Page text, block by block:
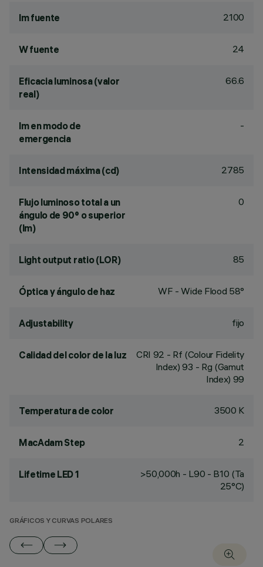
lm fuente 2100
W fuente 24
Eficacia luminosa (valor
real)
66.6
lm en modo de
emergencia
-
Intensidad máxima (cd) 2785
Flujo luminoso total a un
ángulo de 90° o superior
(lm)
0
Light output ratio (LOR) 85
Óptica y ángulo de haz WF - Wide Flood 58°
Adjustability fijo
Calidad del color de la luz CRI 92 - Rf (Colour Fidelity
Index) 93 - Rg (Gamut
Index) 99
Temperatura de color 3500 K
MacAdam Step 2
Lifetime LED 1
>50,000h - L90 - B10 (Ta
25°C)
GRÁFICOS Y CURVAS POLARES